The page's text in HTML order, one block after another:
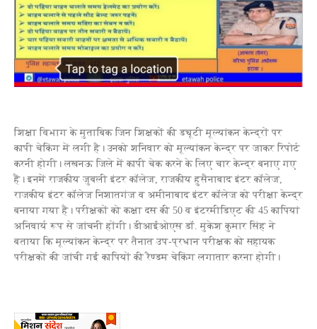
शिक्षा विभाग के मुताबिक जिन शिक्षकों की ड्यूटी मूल्यांकन केन्द्रों पर
कापी चेकिंग में लगी है। उनको शनिवार को मूल्यांकन केन्द्र पर जाकर रिपोर्ट
करनी होगी। लखनऊ जिले में कापी चेक करने के लिए चार केन्द्र बनाए गए
हैं। इनमें राजकीय जुबली इंटर कॉलेज, राजकीय हुसैनाबाद इंटर कॉलेज,
राजकीय इंटर कॉलेज निशातगंज व अमीनाबाद इंटर कॉलेज को परीक्षा केन्द्र
बनाया गया है। परीक्षकों को कक्षा दस की 50 व इंटरमीडिएट की 45 कापियां
अनिवार्य रूप से जांचनी होंगी। डीआईओएस डॉ. मुकेश कुमार सिंह ने
बताया कि मूल्यांकन केन्द्र पर तैनात उप-प्रधान परीक्षक को सहायक
परीक्षकों की जांची गई कापियों की रैण्डम चेकिंग लगातार करना होगी।